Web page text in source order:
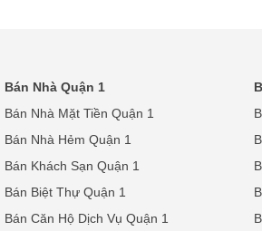
Bán Nhà Quận 1
Bán Nhà Mặt Tiền Quận 1
Bán Nhà Hẻm Quận 1
Bán Khách Sạn Quận 1
Bán Biệt Thự Quận 1
Bán Căn Hộ Dịch Vụ Quận 1